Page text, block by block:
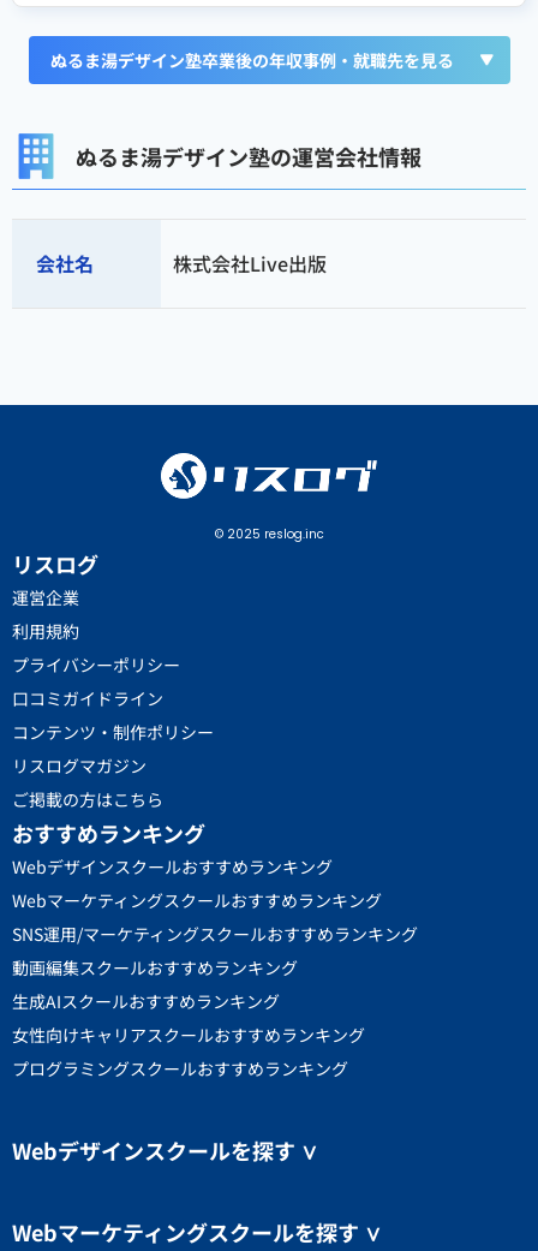
ぬるま湯デザイン塾卒業後の年収事例・就職先を見る
ぬるま湯デザイン塾の運営会社情報
会社名 株式会社Live出版
© 2025 reslog.inc
リスログ
運営企業
利用規約
プライバシーポリシー
口コミガイドライン
コンテンツ・制作ポリシー
リスログマガジン
ご掲載の方はこちら
おすすめランキング
Webデザインスクールおすすめランキング
Webマーケティングスクールおすすめランキング
SNS運用/マーケティングスクールおすすめランキング
動画編集スクールおすすめランキング
生成AIスクールおすすめランキング
女性向けキャリアスクールおすすめランキング
プログラミングスクールおすすめランキング
Webデザインスクールを探す ∨
Webマーケティングスクールを探す ∨